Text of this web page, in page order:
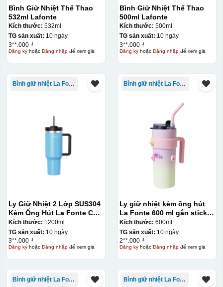
Bình Giữ Nhiệt Thể Thao
532ml Lafonte
Kích thước: 532ml
TG sản xuất: 10 ngày
3**.000 ₫
Đăng kýhoặc Đăng nhậpđể xem giá
Bình Giữ Nhiệt Thể Thao
500ml Lafonte
Kích thước: 500ml
TG sản xuất: 10 ngày
3**.000 ₫
Đăng kýhoặc Đăng nhậpđể xem giá
Bình giữ nhiệt La Fonte
Ly Giữ Nhiệt 2 Lớp SUS304
Kèm Ống Hút La Fonte Có
Tay Cầm 1200ml
Kích thước: 1200ml
TG sản xuất: 10 ngày
3**.000 ₫
Đăng kýhoặc Đăng nhậpđể xem giá
Bình giữ nhiệt La Fonte
Ly giữ nhiệt kèm ống hút
La Fonte 600 ml gắn sticker
– 012294
Kích thước: 600ml
TG sản xuất: 10 ngày
2**.000 ₫
Đăng kýhoặc Đăng nhậpđể xem giá
Bình giữ nhiệt La Fonte Bình giữ nhiệt La Fonte